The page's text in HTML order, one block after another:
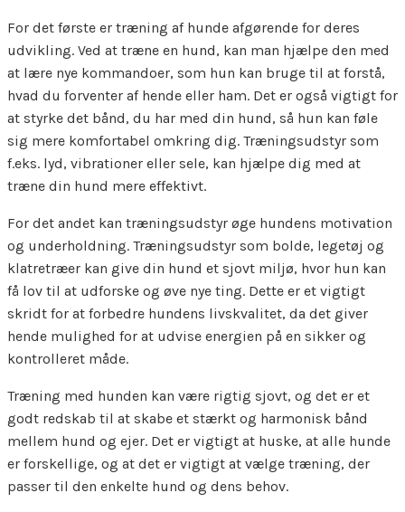
For det første er træning af hunde afgørende for deres
udvikling. Ved at træne en hund, kan man hjælpe den med
at lære nye kommandoer, som hun kan bruge til at forstå,
hvad du forventer af hende eller ham. Det er også vigtigt for
at styrke det bånd, du har med din hund, så hun kan føle
sig mere komfortabel omkring dig. Træningsudstyr som
f.eks. lyd, vibrationer eller sele, kan hjælpe dig med at
træne din hund mere effektivt.
For det andet kan træningsudstyr øge hundens motivation
og underholdning. Træningsudstyr som bolde, legetøj og
klatretræer kan give din hund et sjovt miljø, hvor hun kan
få lov til at udforske og øve nye ting. Dette er et vigtigt
skridt for at forbedre hundens livskvalitet, da det giver
hende mulighed for at udvise energien på en sikker og
kontrolleret måde.
Træning med hunden kan være rigtig sjovt, og det er et
godt redskab til at skabe et stærkt og harmonisk bånd
mellem hund og ejer. Det er vigtigt at huske, at alle hunde
er forskellige, og at det er vigtigt at vælge træning, der
passer til den enkelte hund og dens behov.